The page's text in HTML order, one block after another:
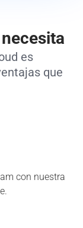
es
que
con nuestra